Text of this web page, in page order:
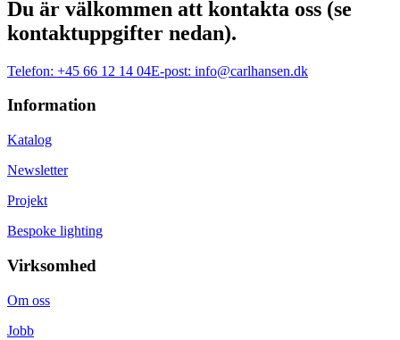
Du är välkommen att kontakta oss (se
kontaktuppgifter nedan).
Telefon: +45 66 12 14 04E-post: info@carlhansen.dk
Information
Katalog
Newsletter
Projekt
Bespoke lighting
Virksomhed
Om oss
Jobb